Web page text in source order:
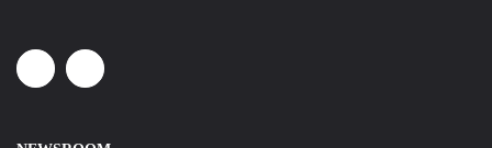
LinkedinYoutube